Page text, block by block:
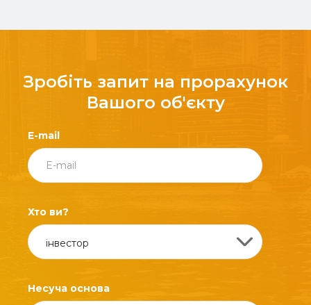
Зробіть запит на прорахунок
Вашого об'єкту
E-mail
Хто ви?
Несуча основа